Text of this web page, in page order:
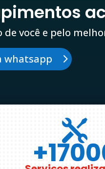
você e pelo
whatsapp
